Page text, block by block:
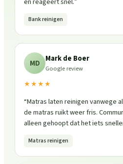
Bank reinigen
MD Mark de Boer
Google review
★★★★
“Matras laten reinigen vanwege
de matras ruikt weer fris.
alleen gehoopt dat het iets
Matras reinigen